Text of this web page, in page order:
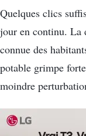
Quelques clics
jour en continu. La
connue des
potable grimpe
moindre